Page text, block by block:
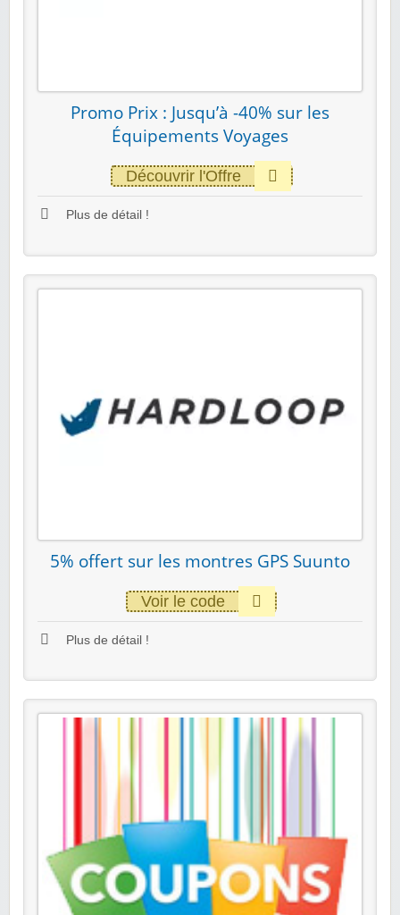
Promo Prix : Jusqu’à -40% sur les
Équipements Voyages
Découvrir l'Offre
Plus de détail !
5% offert sur les montres GPS Suunto
Voir le code
Plus de détail !